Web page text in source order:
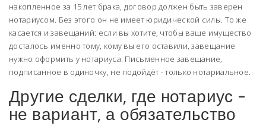
накопленное за 15 лет брака, договор должен быть заверен
нотариусом. Без этого он не имеет юридической силы. То же
касается и завещаний: если вы хотите, чтобы ваше имущество
досталось именно тому, кому вы его оставили, завещание
нужно оформить у нотариуса. Письменное завещание,
подписанное в одиночку, не подойдёт - только нотариальное.
Другие сделки, где нотариус -
не вариант, а обязательство